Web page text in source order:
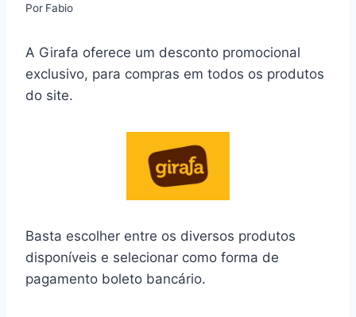
Por Fabio
A Girafa oferece um desconto promocional
exclusivo, para compras em todos os produtos
do site.
Basta escolher entre os diversos produtos
disponíveis e selecionar como forma de
pagamento boleto bancário.